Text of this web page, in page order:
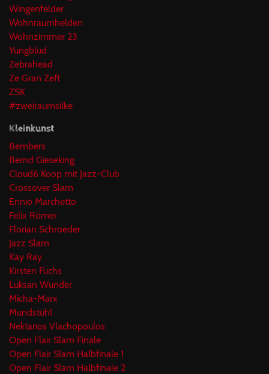
Wingenfelder
Wohnraumhelden
Wohnzimmer 23
Yungblud
Zebrahead
Ze Gran Zeft
ZSK
#zweiraumsilke
Kleinkunst
Bembers
Bernd Gieseking
Cloud6 Koop mit Jazz-Club
Crossover Slam
Ennio Marchetto
Felix Römer
Florian Schroeder
Jazz Slam
Kay Ray
Kirsten Fuchs
Luksan Wunder
Micha-Marx
Mundstuhl
Nektarios Vlachopoulos
Open Flair Slam Finale
Open Flair Slam Halbfinale 1
Open Flair Slam Halbfinale 2